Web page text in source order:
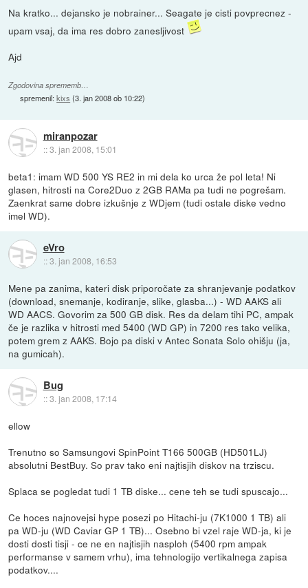
Na kratko... dejansko je nobrainer... Seagate je cisti povprecnez -
upam vsaj, da ima res dobro zanesljivost
Ajd
Zgodovina sprememb…
spremenil:kixs (3. jan 2008 ob 10:22)
miranpozar
::3. jan 2008, 15:01
beta1: imam WD 500 YS RE2 in mi dela ko urca že pol leta! Ni
glasen, hitrosti na Core2Duo z 2GB RAMa pa tudi ne pogrešam.
Zaenkrat same dobre izkušnje z WDjem (tudi ostale diske vedno
imel WD).
eVro
::3. jan 2008, 16:53
Mene pa zanima, kateri disk priporočate za shranjevanje podatkov
(download, snemanje, kodiranje, slike, glasba...) - WD AAKS ali
WD AACS. Govorim za 500 GB disk. Res da delam tihi PC, ampak
če je razlika v hitrosti med 5400 (WD GP) in 7200 res tako velika,
potem grem z AAKS. Bojo pa diski v Antec Sonata Solo ohišju (ja,
na gumicah).
Bug
::3. jan 2008, 17:14
ellow
Trenutno so Samsungovi SpinPoint T166 500GB (HD501LJ)
absolutni BestBuy. So prav tako eni najtisjih diskov na trziscu.
Splaca se pogledat tudi 1 TB diske... cene teh se tudi spuscajo...
Ce hoces najnovejsi hype posezi po Hitachi-ju (7K1000 1 TB) ali
pa WD-ju (WD Caviar GP 1 TB)... Osebno bi vzel raje WD-ja, ki je
dosti dosti tisji - ce ne en najtisjih nasploh (5400 rpm ampak
performanse v samem vrhu), ima tehnologijo vertikalnega zapisa
podatkov....